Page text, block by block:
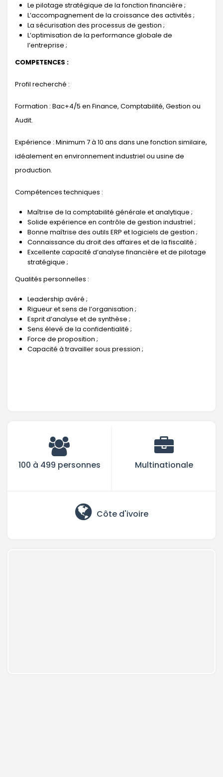
Le pilotage stratégique de la fonction financière ;
L’accompagnement de la croissance des activités ;
La sécurisation des processus de gestion ;
L’optimisation de la performance globale de
l’entreprise ;
COMPETENCES :
Profil recherché :
Formation : Bac+4/5 en Finance, Comptabilité, Gestion ou
Audit.
Expérience : Minimum 7 à 10 ans dans une fonction similaire,
idéalement en environnement industriel ou usine de
production.
Compétences techniques :
Maîtrise de la comptabilité générale et analytique ;
Solide expérience en contrôle de gestion industriel ;
Bonne maîtrise des outils ERP et logiciels de gestion ;
Connaissance du droit des affaires et de la fiscalité ;
Excellente capacité d’analyse financière et de pilotage
stratégique ;
Qualités personnelles :
Leadership avéré ;
Rigueur et sens de l’organisation ;
Esprit d’analyse et de synthèse ;
Sens élevé de la confidentialité ;
Force de proposition ;
Capacité à travailler sous pression ;
100 à 499 personnes Multinationale
Côte d'ivoire